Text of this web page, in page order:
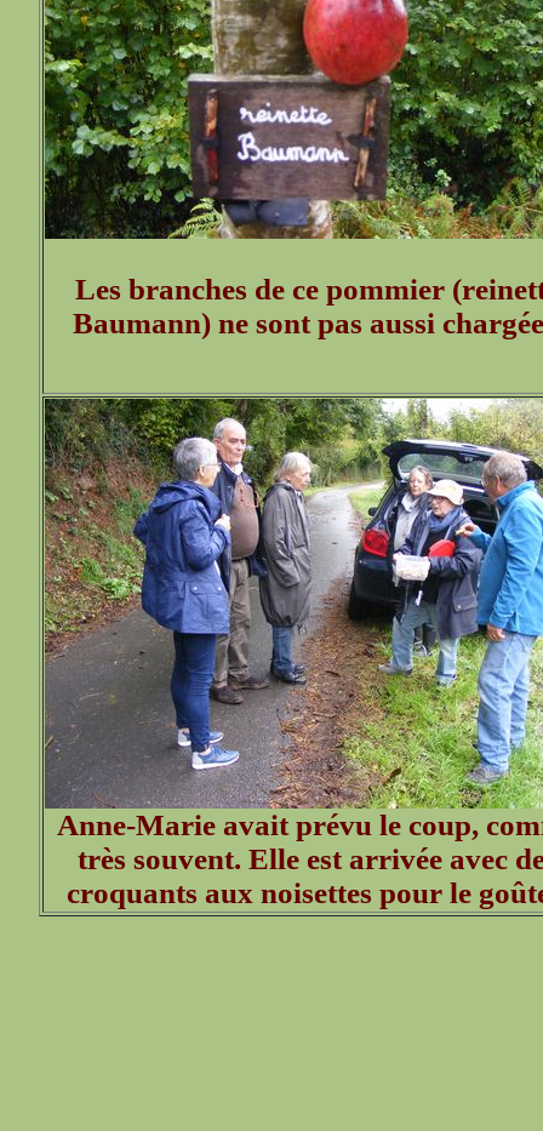
Les branches de ce pommier
Baumann) ne sont pas aussi
Anne-Marie avait prévu le coup,
très souvent. Elle est arrivée avec
croquants aux noisettes pour le